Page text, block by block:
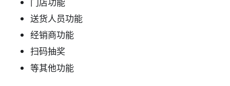
送货人员功能
经销商功能
扫码抽奖
等其他功能